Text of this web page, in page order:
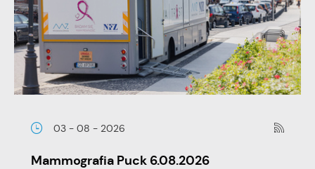
03 - 08 - 2026
Mammografia Puck 6.08.2026